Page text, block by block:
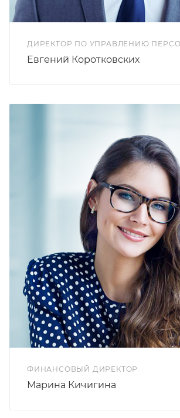
ДИРЕКТОР ПО УПРАВЛЕНИЮ
Евгений Коротковских
ФИНАНСОВЫЙ ДИРЕКТОР
Марина Кичигина